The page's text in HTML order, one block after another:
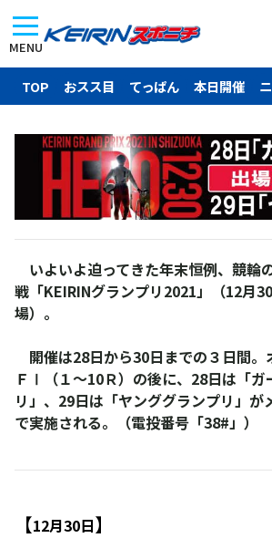
MENU
TOP おスス目 てっぱん 本日開催
いよいよ迫ってきた年末恒例、競輪
戦「KEIRINグランプリ2021」（12月
場）。
開催は28日から30日までの３日間。
ＦⅠ（１～10Ｒ）の後に、28日は「ガ
リ」、29日は「ヤンググランプリ」が
で実施される。（電投番号「38#」）
【12月30日】